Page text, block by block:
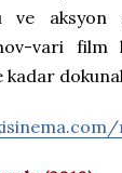
aksyon
vari film